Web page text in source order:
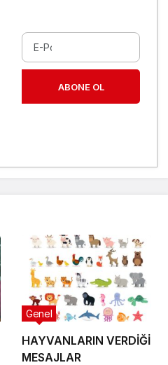
ABONE OL
HAYVANLARIN VERDİĞİ
MESAJLAR
Genel